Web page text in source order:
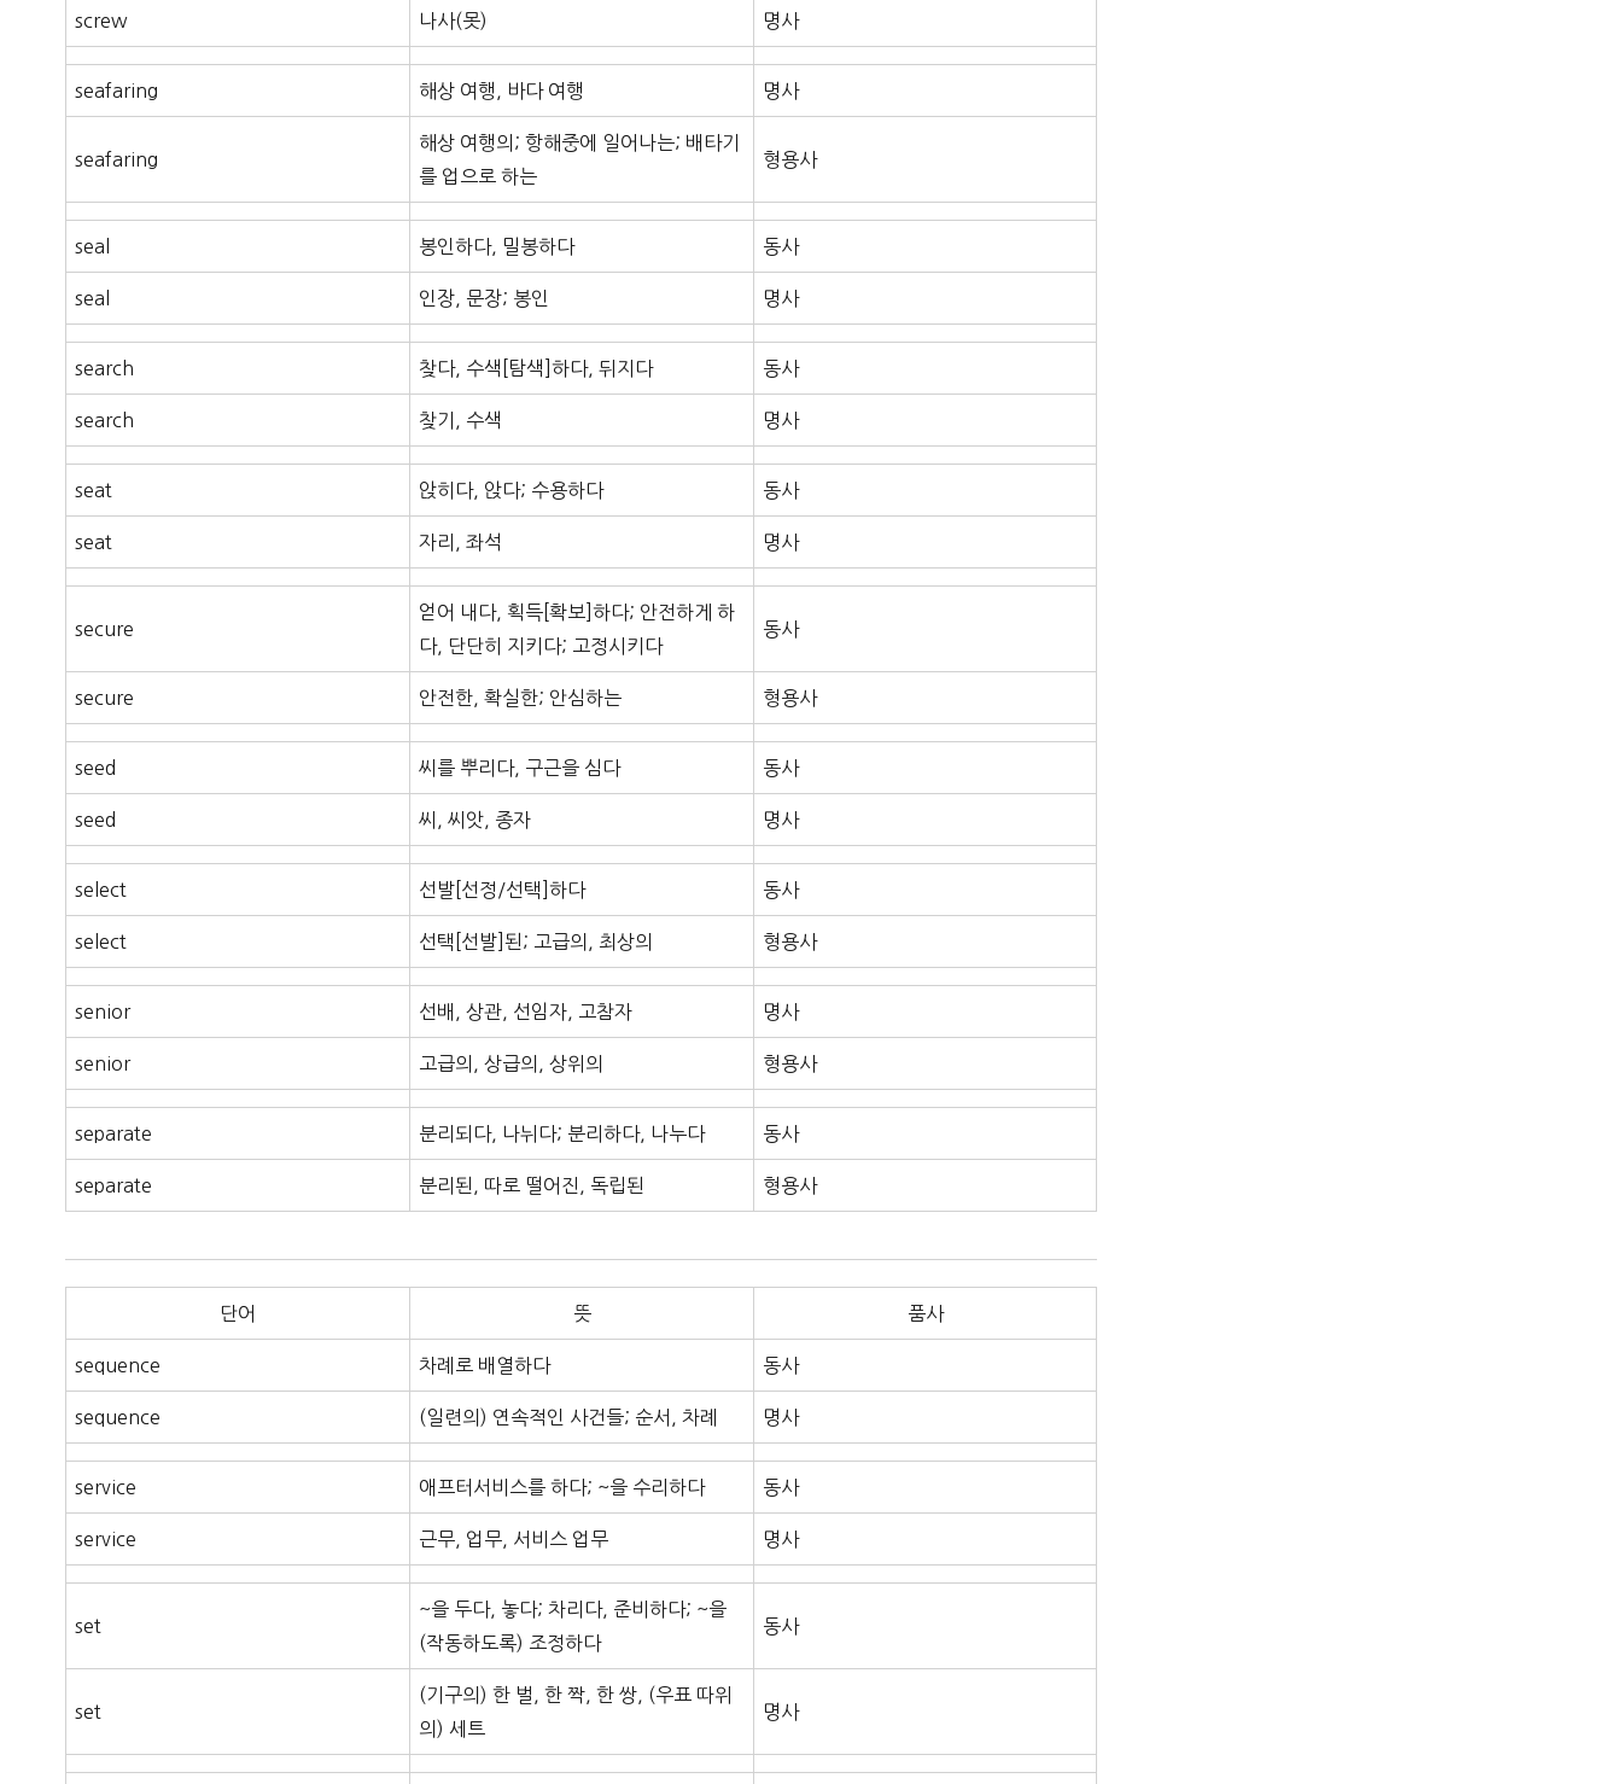
screw 나사(못) 명사
seafaring 해상 여행, 바다 여행 명사
seafaring
해상 여행의; 항해중에 일어나는; 배타기
를 업으로 하는
형용사
seal 봉인하다, 밀봉하다 동사
seal 인장, 문장; 봉인 명사
search 찾다, 수색[탐색]하다, 뒤지다 동사
search 찾기, 수색 명사
seat 앉히다, 앉다; 수용하다 동사
seat 자리, 좌석 명사
secure
얻어 내다, 획득[확보]하다; 안전하게 하
다, 단단히 지키다; 고정시키다
동사
secure 안전한, 확실한; 안심하는 형용사
seed 씨를 뿌리다, 구근을 심다 동사
seed 씨, 씨앗, 종자 명사
select 선발[선정/선택]하다 동사
select 선택[선발]된; 고급의, 최상의 형용사
senior 선배, 상관, 선임자, 고참자 명사
senior 고급의, 상급의, 상위의 형용사
separate 분리되다, 나뉘다; 분리하다, 나누다 동사
separate 분리된, 따로 떨어진, 독립된 형용사
단어 뜻 품사
sequence 차례로 배열하다 동사
sequence (일련의) 연속적인 사건들; 순서, 차례 명사
service 애프터서비스를 하다; ~을 수리하다 동사
service 근무, 업무, 서비스 업무 명사
set
~을 두다, 놓다; 차리다, 준비하다; ~을
(작동하도록) 조정하다
동사
set
(기구의) 한 벌, 한 짝, 한 쌍, (우표 따위
의) 세트
명사